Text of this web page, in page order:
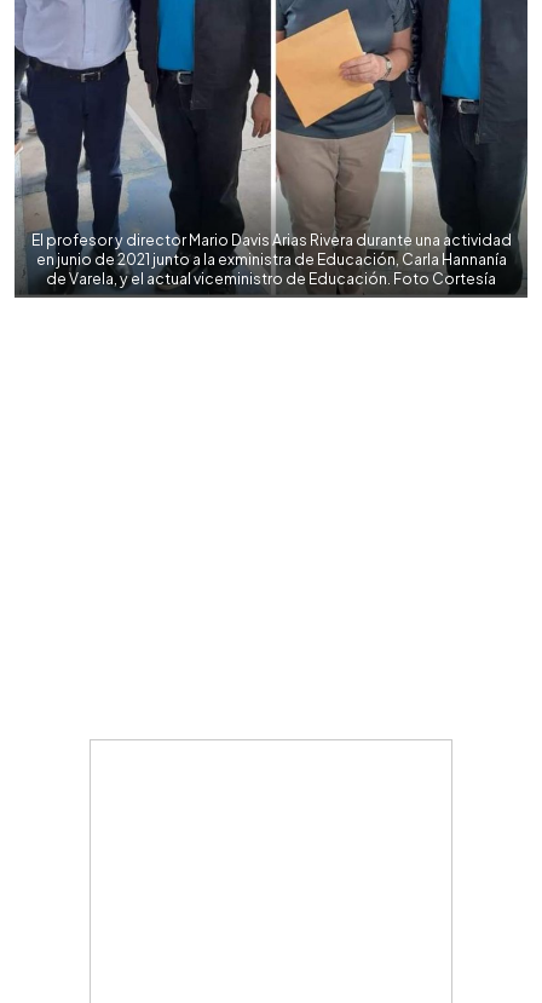
El profesor y director Mario Davis Arias Rivera durante una actividad
en junio de 2021 junto a la exministra de Educación, Carla Hannanía
de Varela, y el actual viceministro de Educación. Foto Cortesía